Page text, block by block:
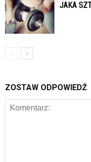
JAKA
ZOSTAW ODPOWIEDŹ